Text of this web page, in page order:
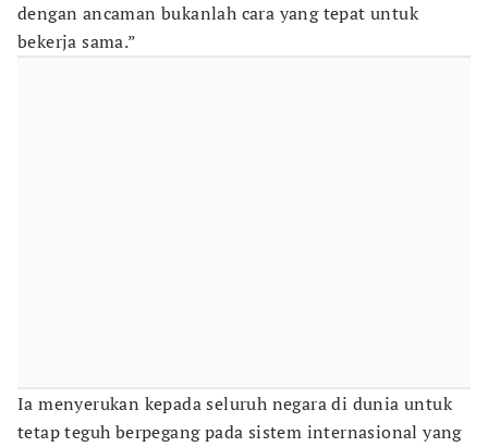
dengan ancaman bukanlah cara yang tepat untuk
bekerja sama.”
Ia menyerukan kepada seluruh negara di dunia untuk
tetap teguh berpegang pada sistem internasional yang